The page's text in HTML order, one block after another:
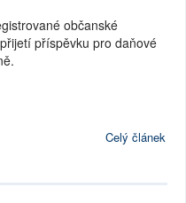
občanské
příspěvku pro daňové
Celý článek